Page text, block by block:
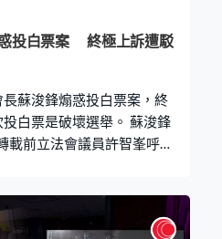
投白票案 終極上訴遭駁
長蘇浚鋒煽惑投白票案，終
白票是破壞選舉。 蘇浚鋒
前立法會議員許智峯呼籲
明在選舉期間內，藉公開
票屬非法行為，上訴至終